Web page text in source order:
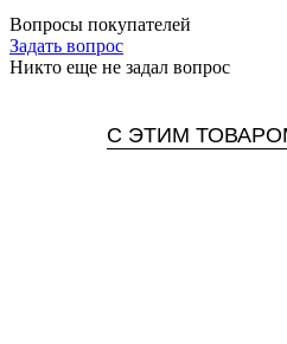
Вопросы покупателей
Задать вопрос
Никто еще не задал вопрос
С ЭТИМ